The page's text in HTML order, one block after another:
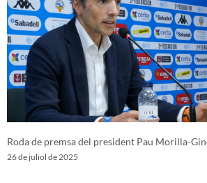
Roda de premsa del president Pau Morilla-
26 de juliol de 2025